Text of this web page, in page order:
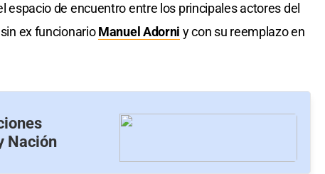
espacio de encuentro entre los principales actores del
ex funcionarioManuel Adorni y con su reemplazo en
Nación